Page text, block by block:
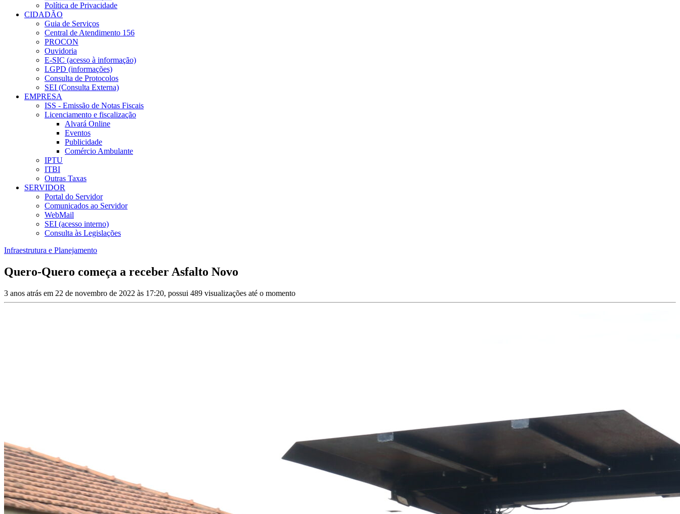
Política de Privacidade
CIDADÃO
Guia de Serviços
Central de Atendimento 156
PROCON
Ouvidoria
E-SIC (acesso à informação)
LGPD (informações)
Consulta de Protocolos
SEI (Consulta Externa)
EMPRESA
ISS - Emissão de Notas Fiscais
Licenciamento e fiscalização
Alvará Online
Eventos
Publicidade
Comércio Ambulante
IPTU
ITBI
Outras Taxas
SERVIDOR
Portal do Servidor
Comunicados ao Servidor
WebMail
SEI (acesso interno)
Consulta às Legislações
Infraestrutura e Planejamento
Quero-Quero começa a receber Asfalto Novo
3 anos atrás em 22 de novembro de 2022 às 17:20, possui 489 visualizações até o momento